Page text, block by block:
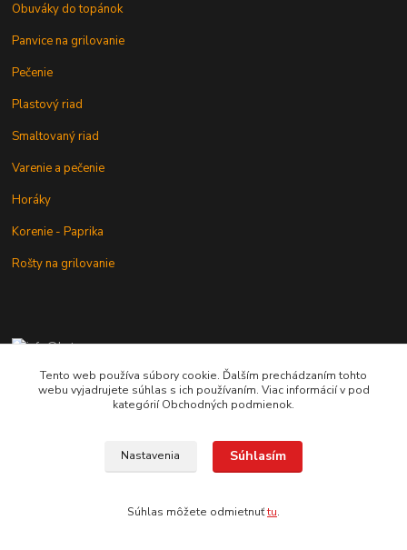
Obuváky do topánok
Panvice na grilovanie
Pečenie
Plastový riad
Smaltovaný riad
Varenie a pečenie
Horáky
Korenie - Paprika
Rošty na grilovanie
+421 902 212 007
od 8:00 - do 16:00 hod
Copyright © 2017-2027 MACSHOP.SK, všetky práva vyhradené..
Tento web používa súbory cookie. Ďalším prechádzaním tohto
webu vyjadrujete súhlas s ich používaním. Viac informácií v pod
kategórií Obchodných podmienok.
Nastavenia Súhlasím
Súhlas môžete odmietnuťtu.